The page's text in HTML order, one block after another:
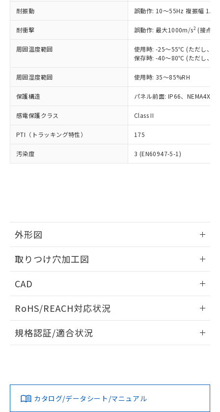
耐振動 誤動作: 10～55Hz 複振幅
耐衝撃 誤動作: 最大1000m/s2 (接点
周囲温度範囲
使用時: -25～55℃ (ただし、氷
保存時: -40～80℃ (ただし、氷
周囲湿度範囲 使用時: 35～85%RH
保護構造 パネル前面: IP66、NEMA4X,
感電保護クラス Class II
PTI（トラッキング特性） 175
汚染度 3 (EN60947-5-1)
外形図
取りつけ穴加工図
CAD
ドすることができます。
ログイン/会員登録
ダウンロードデータをご利用いただく前に、以下を必ずお読
みください。
ソフトウェアの使用条件
RoHS/REACH対応状況
EU RoHS 注意事項・凡例
対応済み
規格認証/適合状況
カタログ/データシート/マニュアル
正式な納期状況および標準価格はお客
様のお取引先、またはお客様担当のオ
ムロン制御機器販売店・当社販売員に
オムロン制御機器販売店や当社販売拠
販売ネットワーク
」をご確認
在庫状況および標準価格結果を当社の
示しないようお願いします。
マイパーツ機能（部品リスト作成サー
ビス）をご利用いただくには、I-Web
メンバーズにご登録されている必要が
お客様が当ウェブサイト上で当社にご
登録された部品リストについて、当社
の共同利用に関して"
の「1.共同利
指します。
ルベンジル（BBP） 1000ppm以下、フタル酸ジブチル
（DBP） 1000ppm以下、フタル酸ジイソブチル
但し、RoHS指令で産業用監視および制御機器に対する
フタル酸エステル類の４物質については閾値を超える意
図的な使用がないことを確認しています。
部品在庫の切り替え状況などにより、予定
月が前後することがあります。
※3 非含有証明書ダウンロード
51物質の非含有証明書（当社基準）
※本証明書は発行日時点で非含有を証明す
るもので、過去に遡って非含有を証明する
また、RoHS指令のフタル酸エステル類４
物質の対応では、対応完了までの期間は出
既に当社にて対応品への在庫切替を完了
していることから、特段のことがない限
り、2022年1月12日より割愛しておりま
す。
DBP(フタル酸ジブチル) : 1000ppm、 DIBP(フタル酸ジ
イソブチル) : 1000ppm、 BBP(フタル酸ブチルベンジ
「ｅ」：有害物質（10物質）のすべてが基
準値以下であることを示します。
「10」：通常の使用状況下において有害物
質が外部に漏えいし、環境に深刻な影響を
及ぼさない年数を意味します。
「－」：未確認です。当社販売部門へお問
全に破砕するなど、違法に輸出されな
いよう必要な手段を講じます。
当社は貴社製品を、核兵器、ミサイ
ル、化学兵器、生物兵器またはその他
武器並びにこれらの製造装置等に一切
当社は、貴社製品を第三者に販売する
場合は、上記1、2および3の内容を当
該第三者に通知します。また当社は、
販売先および販売に係わる関係者が違
法に輸出するおそれがある場合は、取
－
在庫なし(最新の在庫状況につ
いては、お客様のお取引先、ま
たはお客様担当のオムロン制御
機器販売店・当社販売員にご確
空
受注生産機種、また在庫状況の
情報を公開していない機種